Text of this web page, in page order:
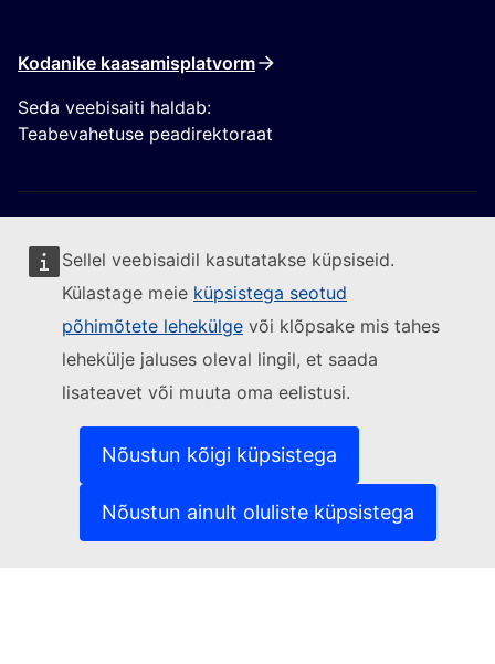
Sellel veebisaidil kasutatakse küpsiseid.
Külastage meie küpsistega seotud
põhimõtete lehekülge või klõpsake mis tahes
lehekülje jaluses oleval lingil, et saada
lisateavet või muuta oma eelistusi.
Nõustun kõigi küpsistega
Nõustun ainult oluliste küpsistega
Kodanike kaasamisplatvorm
Seda veebisaiti haldab:
Teabevahetuse peadirektoraat
Jälgige Euroopa Komisjoni
Võtke meiega ühendust(Välislink)
Teatage turvanõrkusest(Välislink)
Keeled meie veebisaitidel(Välislink)
(Välislink)
Isikuandmete kaitse
Õigusteave (Välislink)